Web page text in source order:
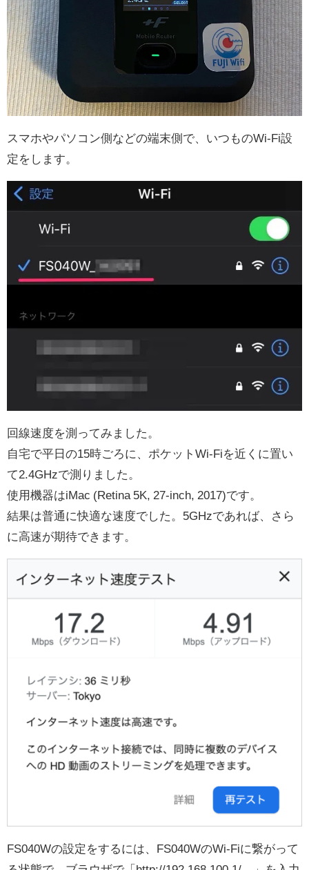
スマホやパソコン側などの端末側で、いつものWi-Fi設
定をします。
回線速度を測ってみました。
自宅で平日の15時ごろに、ポケットWi-Fiを近くに置い
て2.4GHzで測りました。
使用機器はiMac (Retina 5K, 27-inch, 2017)です。
結果は普通に快適な速度でした。5GHzであれば、さら
に高速が期待できます。
FS040Wの設定をするには、FS040WのWi-Fiに繋がって